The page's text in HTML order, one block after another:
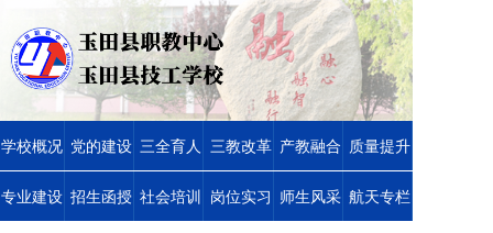
学校概况 党的建设 三全育人 三教改革 产教融合 质量提升
专业建设 招生函授 社会培训 岗位实习 师生风采 航天专栏